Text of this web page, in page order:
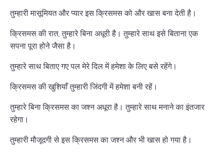
तुम्हारी मासूमियत और प्यार इस क्रिसमस को और खास बना देती है।
क्रिसमस की रात, तुम्हारे बिना अधूरी है। तुम्हारे साथ इसे बिताना एक
सपना पूरा होने जैसा है।
तुम्हारे साथ बिताए गए पल मेरे दिल में हमेशा के लिए बसे रहेंगे।
क्रिसमस की खुशियाँ तुम्हारी जिंदगी में हमेशा बनी रहें।
तुम्हारे बिना क्रिसमस का जश्न अधूरा है। तुम्हारे साथ मनाने का इंतजार
रहेगा।
तुम्हारी मौजूदगी से इस क्रिसमस का जश्न और भी खास हो गया है।